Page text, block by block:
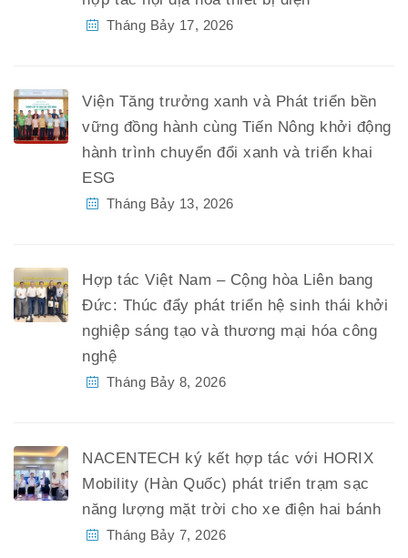
Tháng Bảy 17, 2026
Viện Tăng trưởng xanh và Phát triển bền
vững đồng hành cùng Tiến Nông khởi động
hành trình chuyển đổi xanh và triển khai
ESG
Tháng Bảy 13, 2026
Hợp tác Việt Nam – Cộng hòa Liên bang
Đức: Thúc đẩy phát triển hệ sinh thái khởi
nghiệp sáng tạo và thương mại hóa công
nghệ
Tháng Bảy 8, 2026
NACENTECH ký kết hợp tác với HORIX
Mobility (Hàn Quốc) phát triển trạm sạc
năng lượng mặt trời cho xe điện hai bánh
Tháng Bảy 7, 2026